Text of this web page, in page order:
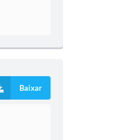
Baixar